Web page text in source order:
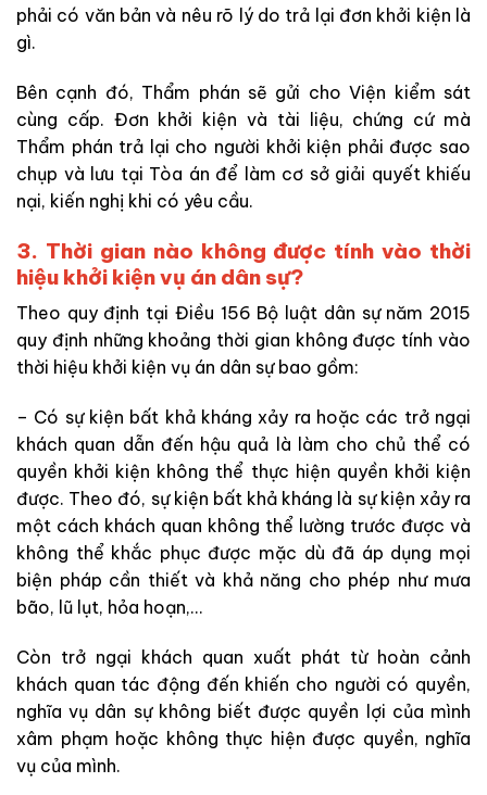
phải có văn bản và nêu rõ lý do trả lại đơn khởi kiện là
gì.
Bên cạnh đó, Thẩm phán sẽ gửi cho Viện kiểm sát
cùng cấp. Đơn khởi kiện và tài liệu, chứng cứ mà
Thẩm phán trả lại cho người khởi kiện phải được sao
chụp và lưu tại Tòa án để làm cơ sở giải quyết khiếu
nại, kiến nghị khi có yêu cầu.
3. Thời gian nào không được tính vào thời
hiệu khởi kiện vụ án dân sự?
Theo quy định tại Điều 156 Bộ luật dân sự năm 2015
quy định những khoảng thời gian không được tính vào
thời hiệu khởi kiện vụ án dân sự bao gồm:
– Có sự kiện bất khả kháng xảy ra hoặc các trở ngại
khách quan dẫn đến hậu quả là làm cho chủ thể có
quyền khởi kiện không thể thực hiện quyền khởi kiện
được. Theo đó, sự kiện bất khả kháng là sự kiện xảy ra
một cách khách quan không thể lường trước được và
không thể khắc phục được mặc dù đã áp dụng mọi
biện pháp cần thiết và khả năng cho phép như mưa
bão, lũ lụt, hỏa hoạn,…
Còn trở ngại khách quan xuất phát từ hoàn cảnh
khách quan tác động đến khiến cho người có quyền,
nghĩa vụ dân sự không biết được quyền lợi của mình
xâm phạm hoặc không thực hiện được quyền, nghĩa
vụ của mình.